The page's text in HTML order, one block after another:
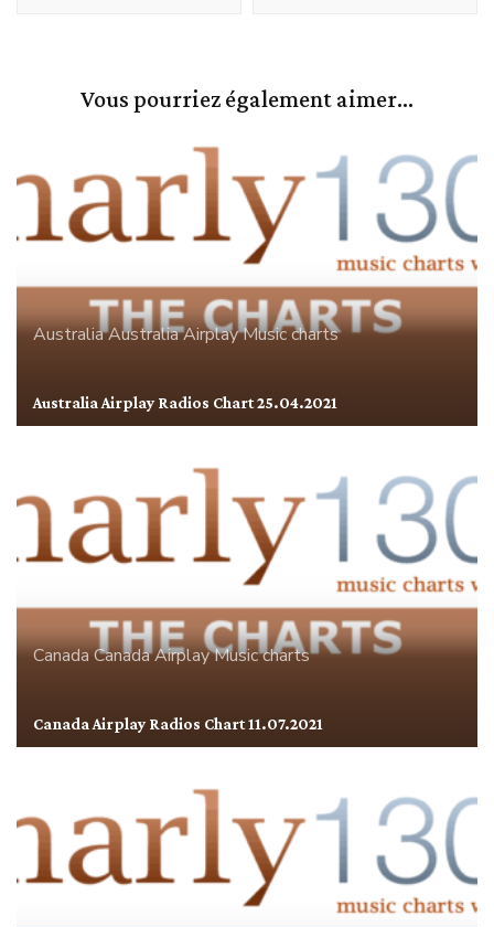
Vous pourriez également aimer...
AustraliaAustralia AirplayMusic charts
Australia Airplay Radios Chart 25.04.2021
CanadaCanada AirplayMusic charts
Canada Airplay Radios Chart 11.07.2021